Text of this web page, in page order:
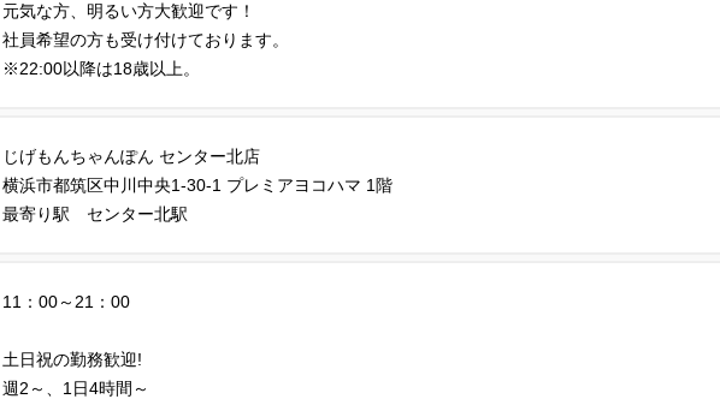
元気な方、明るい方大歓迎です！
社員希望の方も受け付けております。
※22:00以降は18歳以上。
じげもんちゃんぽん センター北店
横浜市都筑区中川中央1-30-1 プレミアヨコハマ 1階
最寄り駅 センター北駅
11：00～21：00
土日祝の勤務歓迎!
週2～、1日4時間～